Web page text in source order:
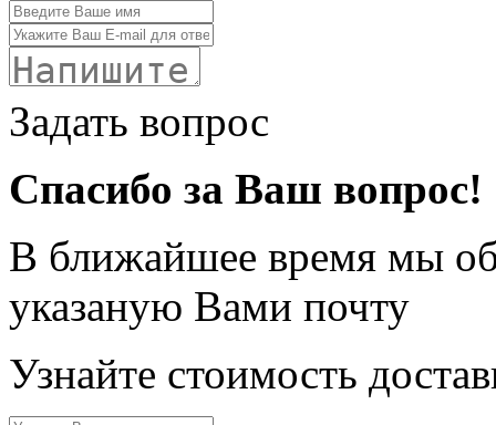
Задать вопрос
Спасибо за Ваш вопрос!
В ближайшее время мы
указаную Вами почту
Узнайте стоимость